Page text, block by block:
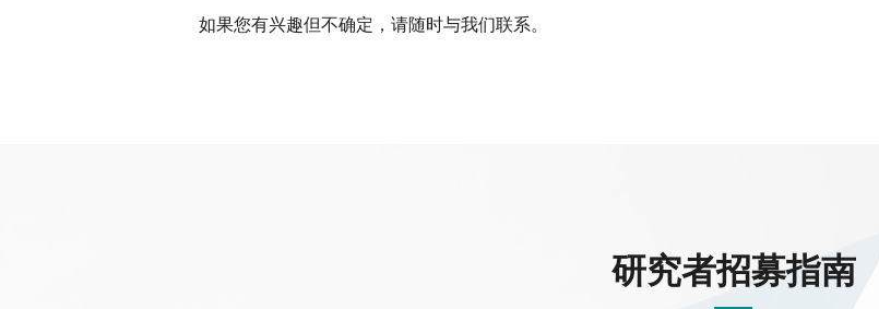
如果您有兴趣但不确定，请随时与我们联系。
研究者招募指南